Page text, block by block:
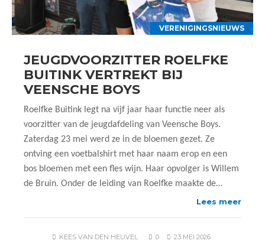
VERENIGINGSNIEUWS
JEUGDVOORZITTER ROELFKE
BUITINK VERTREKT BIJ
VEENSCHE BOYS
Roelfke Buitink legt na vijf jaar haar functie neer als
voorzitter van de jeugdafdeling van Veensche Boys.
Zaterdag 23 mei werd ze in de bloemen gezet. Ze
ontving een voetbalshirt met haar naam erop en een
bos bloemen met een fles wijn. Haar opvolger is Willem
de Bruin. Onder de leiding van Roelfke maakte de…
Lees meer
KEES VAN DEN HEUVEL 0
23 MEI 2026